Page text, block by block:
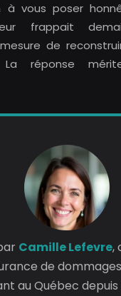
à vous poser
frappait
de
réponse
Camille Lefevre,
de
au Québec depuis